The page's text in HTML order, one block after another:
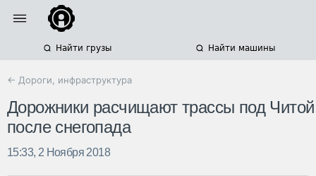
Найти грузы Найти машины
← Дороги, инфраструктура
Дорожники расчищают трассы под Читой
после снегопада
15:33, 2 Ноября 2018